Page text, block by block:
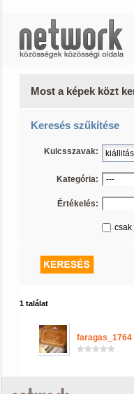
Most a képek közt
Keresés szűkítése
Kulcsszavak:
Kategória:
Értékelés:
csak
1 találat